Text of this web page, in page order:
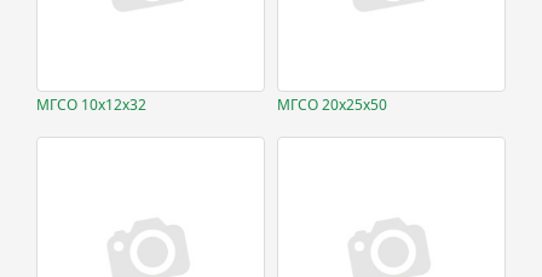
МГСО 10х12х32 МГСО 20х25х50